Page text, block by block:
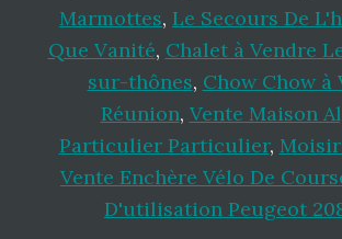
Marmottes, Le Secours De
Que Vanité, Chalet à Vendre
sur-thônes, Chow Chow à
Réunion, Vente Maison
Particulier Particulier,
Vente Enchère Vélo De
D'utilisation Peugeot